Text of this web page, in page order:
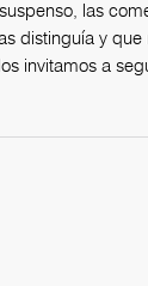
las
distinguía y
invitamos a